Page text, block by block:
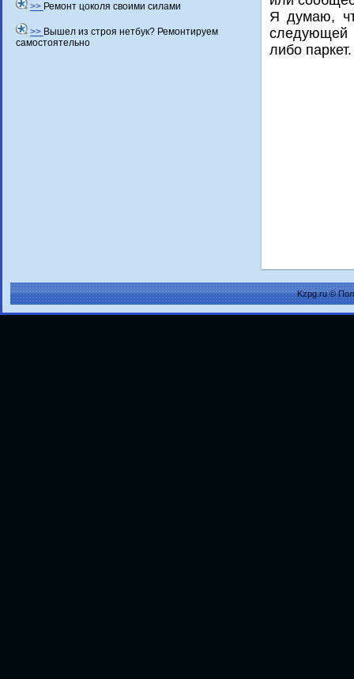
>> Ремонт цоколя своими силами
>> Вышел из строя нетбук? Ремонтируем
самостоятельно
Я думаю,
следующей
либо паркет.
Kzpg.ru ©